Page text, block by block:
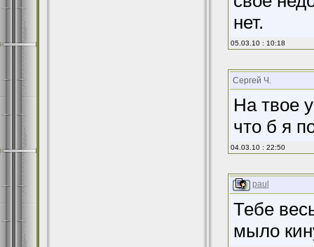
нет.
05.03.10 : 10:18
Сергей Ч.
На твое
что б я
04.03.10 : 22:50
paul
Тебе
мыло